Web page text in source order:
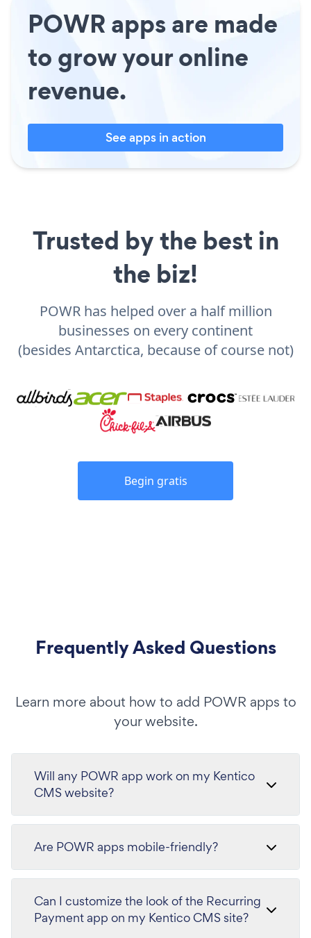
POWR apps are made
to grow your online
revenue.
See apps in action
Trusted by the best in
the biz!
POWR has helped over a half million
businesses on every continent
(besides Antarctica, because of course not)
Begin gratis
Frequently Asked Questions
Learn more about how to add POWR apps to
your website.
Will any POWR app work on my Kentico
CMS website?
Are POWR apps mobile-friendly?
Can I customize the look of the Recurring
Payment app on my Kentico CMS site?